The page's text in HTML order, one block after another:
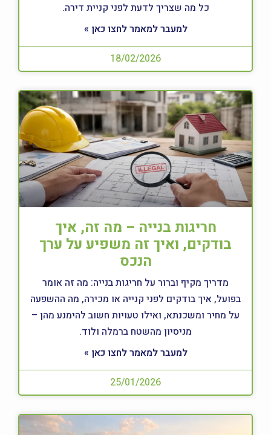
כל מה שצריך לדעת לפני קניית דירה.
למעבר למאמר לחצו כאן »
18/02/2026
חריגות בנייה – מה זה, איך
בודקים, ואיך זה משפיע על ערך
הנכס
מדריך מקיף וברור על חריגות בנייה: מה זה אומר
בפועל, איך בודקים לפני קנייה או מכירה, מה ההשפעה
על מחיר ומשכנתא, ואילו טעויות חשוב להימנע מהן –
מניסיון מהשטח ברמלה ולוד.
למעבר למאמר לחצו כאן »
25/01/2026